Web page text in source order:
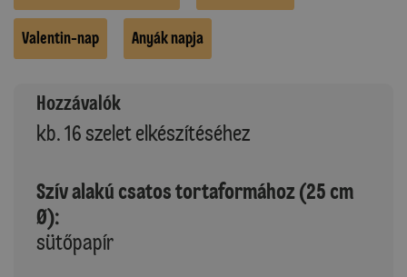
Valentin-nap Anyák napja
Hozzávalók
kb. 16 szelet elkészítéséhez
Szív alakú csatos tortaformához (25 cm
Ø):
sütőpapír